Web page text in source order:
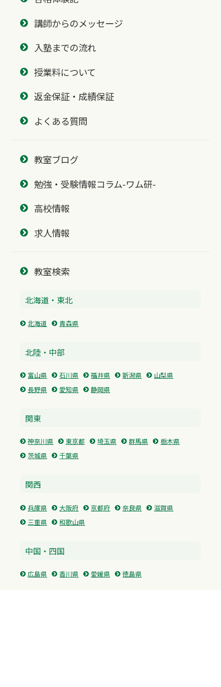
講師からのメッセージ
入塾までの流れ
授業料について
返金保証・成績保証
よくある質問
教室ブログ
勉強・受験情報コラム-ワム研-
高校情報
求人情報
教室検索
北海道・東北
北海道 青森県
北陸・中部
富山県 石川県 福井県 新潟県
山梨県
長野県
愛知県 静岡県
関東
神奈川県 東京都 埼玉県 群馬県
栃木県
茨城県
千葉県
関西
兵庫県 大阪府 京都府 奈良県
滋賀県
三重県
和歌山県
中国・四国
広島県 香川県 愛媛県 徳島県